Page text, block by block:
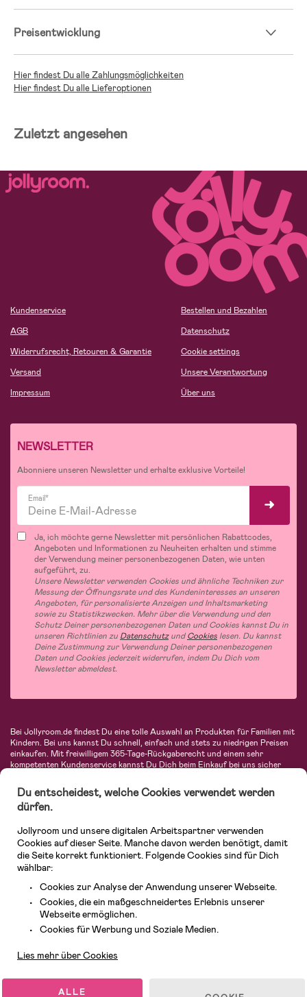
Preisentwicklung
Hier findest Du alle Zahlungsmöglichkeiten
Hier findest Du alle Lieferoptionen
Zuletzt angesehen
Kundenservice
AGB
Widerrufsrecht, Retouren & Garantie
Versand
Impressum
Bestellen und Bezahlen
Datenschutz
Cookie settings
Unsere Verantwortung
Über uns
NEWSLETTER
Abonniere unseren Newsletter und erhalte exklusive Vorteile!
Email*
Ja, ich möchte gerne Newsletter mit persönlichen Rabattcodes,
Angeboten und Informationen zu Neuheiten erhalten und stimme
der Verwendung meiner personenbezogenen Daten, wie unten
aufgeführt, zu.
Unsere Newsletter verwenden Cookies und ähnliche Techniken zur
Messung der Öffnungsrate und des Kundeninteresses an unseren
Angeboten, für personalisierte Anzeigen und Inhaltsmarketing
sowie zu Statistikzwecken. Mehr über die Verwendung und den
Schutz Deiner personenbezogenen Daten und Cookies kannst Du in
unseren Richtlinien zu DatenschutzundCookies lesen. Du kannst
Deine Zustimmung zur Verwendung Deiner personenbezogenen
Daten und Cookies jederzeit widerrufen, indem Du Dich vom
Newsletter abmeldest.
Bei Jollyroom.de findest Du eine tolle Auswahl an Produkten für Familien mit
Kindern. Bei uns kannst Du schnell, einfach und stets zu niedrigen Preisen
einkaufen. Mit freiwilligem 365-Tage-Rückgaberecht und einem sehr
kompetenten Kundenservice kannst Du Dich beim Einkauf bei uns sicher
Autositze, Kinder- und Babymode, Produkte für Mütter und eine Menge
fantastischer Einrichtungsgegenstände, Spielsachen, Babyprodukte und
vieles mehr. Wir haben Produkte von bekannten Herstellern wie Britax, Maxi-
Avent, Jack Wolfskin, Cybex, LEGO und vielen mehr. Schau Dich um in
unserer vielfältigen Online-Boutique für Kinder & Babys. Willkommen!
© 2026 Jollyroom GmbH. Alle Rechte vorbehalten.
Du entscheidest, welche Cookies verwendet werden
dürfen.
Jollyroom und unsere digitalen Arbeitspartner verwenden
Cookies auf dieser Seite. Manche davon werden benötigt, damit
die Seite korrekt funktioniert. Folgende Cookies sind für Dich
wählbar:
Cookies zur Analyse der Anwendung unserer Webseite.
Cookies, die ein maßgeschneidertes Erlebnis unserer
Webseite ermöglichen.
Cookies für Werbung und Soziale Medien.
Lies mehr über Cookies
ALLE